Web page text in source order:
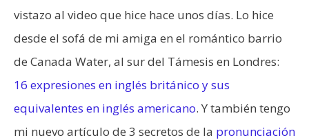
vistazo al video que hice hace unos días. Lo hice
desde el sofá de mi amiga en el romántico barrio
de Canada Water, al sur del Támesis en Londres:
16 expresiones en inglés británico y sus
equivalentes en inglés americano. Y también tengo
mi nuevo artículo de 3 secretos de la pronunciación